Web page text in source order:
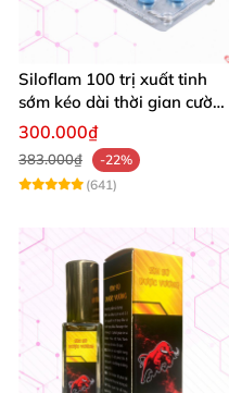
Siloflam 100 trị xuất tinh
sớm kéo dài thời gian cường
dương Nam giới
300.000₫
383.000₫
-22%
(641)